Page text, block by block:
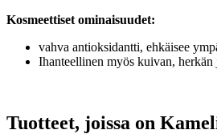
Kosmeettiset ominaisuudet:
vahva antioksidantti, ehkäisee
Ihanteellinen myös kuivan,
Tuotteet, joissa on